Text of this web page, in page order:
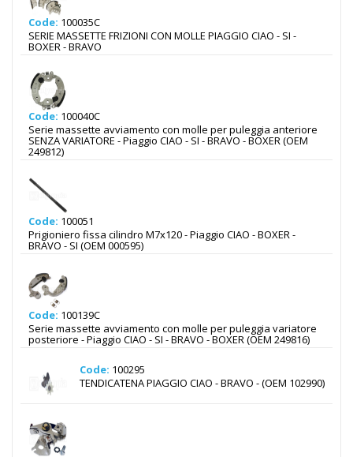
Code: 100035C
SERIE MASSETTE FRIZIONI CON MOLLE PIAGGIO CIAO - SI -
BOXER - BRAVO
Code: 100040C
Serie massette avviamento con molle per puleggia anteriore
SENZA VARIATORE - Piaggio CIAO - SI - BRAVO - BOXER (OEM
249812)
Code: 100051
Prigioniero fissa cilindro M7x120 - Piaggio CIAO - BOXER -
BRAVO - SI (OEM 000595)
Code: 100139C
Serie massette avviamento con molle per puleggia variatore
posteriore - Piaggio CIAO - SI - BRAVO - BOXER (OEM 249816)
Code: 100295
TENDICATENA PIAGGIO CIAO - BRAVO - (OEM 102990)